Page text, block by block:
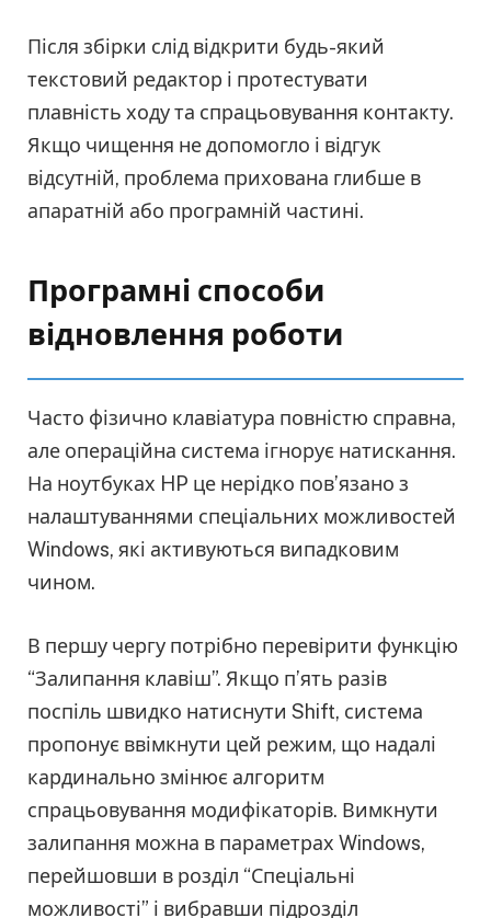
Після збірки слід відкрити будь-який
текстовий редактор і протестувати
плавність ходу та спрацьовування контакту.
Якщо чищення не допомогло і відгук
відсутній, проблема прихована глибше в
апаратній або програмній частині.
Програмні способи
відновлення роботи
Часто фізично клавіатура повністю справна,
але операційна система ігнорує натискання.
На ноутбуках HP це нерідко пов’язано з
налаштуваннями спеціальних можливостей
Windows, які активуються випадковим
чином.
В першу чергу потрібно перевірити функцію
“Залипання клавіш”. Якщо п’ять разів
поспіль швидко натиснути Shift, система
пропонує ввімкнути цей режим, що надалі
кардинально змінює алгоритм
спрацьовування модифікаторів. Вимкнути
залипання можна в параметрах Windows,
перейшовши в розділ “Спеціальні
можливості” і вибравши підрозділ